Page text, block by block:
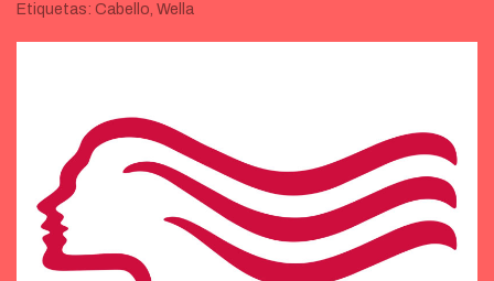
Etiquetas: Cabello, Wella